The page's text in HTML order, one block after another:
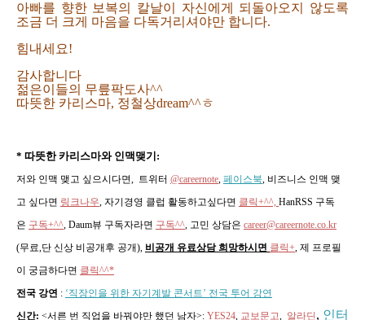
아빠를 향한 보복의 칼날이 자신에게 되돌아오지 않도록
조금 더 크게 마음을 다독거리셔야만 합니다.
힘내세요!
감사합니다
젊은이들의 무릎팍도사^^
따뜻한 카리스마, 정철상dream^^ㅎ
* 따뜻한 카리스마와 인맥맺기:
저와 인맥 맺고 싶으시다면, 트위터 @careernote, 페이스북, 비즈니스 인맥 맺
고 싶다면 링크나우, 자기경영 클럽 활동하고싶다면 클릭+^^, HanRSS 구독
은 구독+^^, Daum뷰 구독자라면 구독^^, 고민 상담은 career@careernote.co.kr
(무료,단 신상 비공개후 공개), 비공개 유료상담 희망하시면 클릭+, 제 프로필
이 궁금하다면 클릭^^*
전국 강연 : ‘직장인을 위한 자기계발 콘서트’ 전국 투어 강연
신간: <서른 번 직업을 바꿔야만 했던 남자>: YES24, 교보문고, 알라딘 , 인터